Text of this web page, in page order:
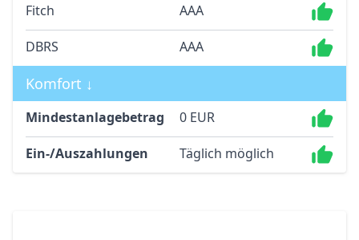
Fitch AAA
DBRS AAA
Komfort ↓
Mindestanlagebetrag 0 EUR
Ein-/Auszahlungen Täglich möglich